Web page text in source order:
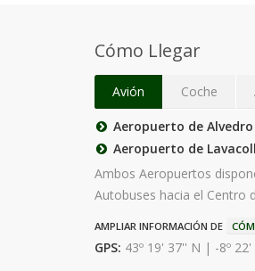
Cómo Llegar
Avión Coche
Aeropuerto de Alvedro
Aeropuerto de
Ambos Aeropuertos
Autobuses hacia el Centro
AMPLIAR INFORMACIÓN DE
GPS: 43º 19' 37'' N | -8º